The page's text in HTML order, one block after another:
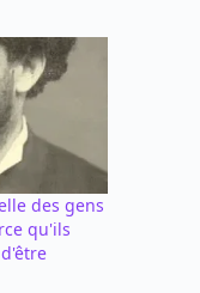
des gens
qu'ils